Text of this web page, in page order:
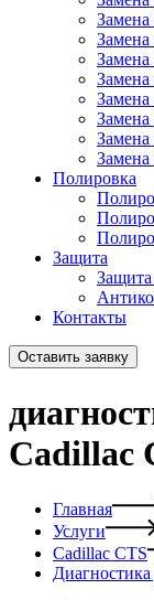
Замена
Замена
Замена
Замена
Полировка
Защита
Защита
Контакты
Оставить заявку
Cadillac
Главная
Услуги
Cadillac CTS